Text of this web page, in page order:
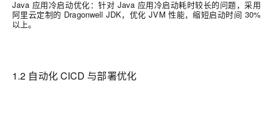
Java 应用冷启动优化：针对 Java 应用冷启动耗时较长的问题，采用
阿里云定制的 Dragonwell JDK，优化JVM性能，缩短启动时间 30%
以上。
1.2 自动化 CICD 与部署优化